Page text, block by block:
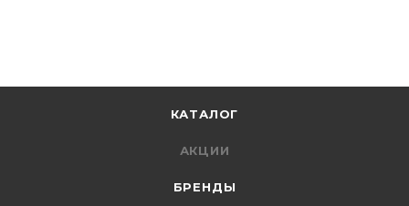
КАТАЛОГ
АКЦИИ
БРЕНДЫ